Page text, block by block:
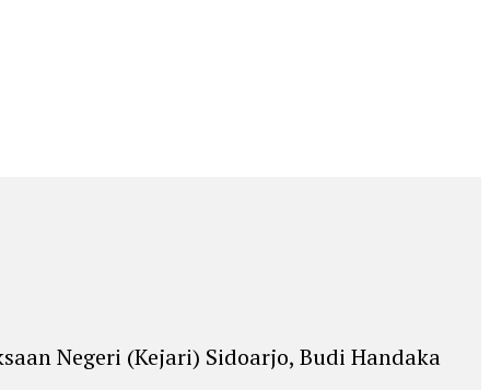
Negeri (Kejari) Sidoarjo, Budi Handaka